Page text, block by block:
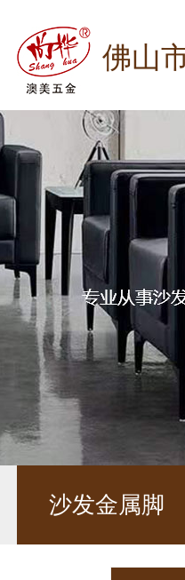
佛山
沙发金属脚